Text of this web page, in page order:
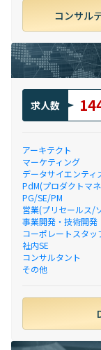
コンサル
求人数
アーキテクト
マーケティング
データサイエンテ
PdM(プロダクトマ
PG/SE/PM
営業(プリセールス/
事業開発・技術開発
コーポレートスタッ
社内SE
コンサルタント
その他